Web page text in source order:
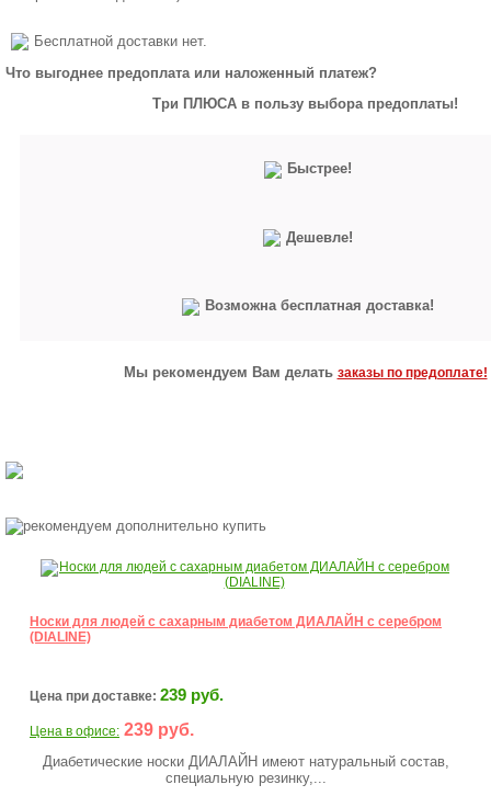
Бесплатной доставки нет.
Что выгоднее предоплата или наложенный платеж?
Три ПЛЮСА в пользу выбора предоплаты!
Быстрее!
Дешевле!
Возможна бесплатная доставка!
Мы рекомендуем Вам делать заказы по предоплате!
Носки для людей с сахарным диабетом ДИАЛАЙН с серебром
(DIALINE)
Цена при доставке: 239 руб.
Цена в офисе: 239 руб.
Диабетические носки ДИАЛАЙН имеют натуральный состав,
специальную резинку,...